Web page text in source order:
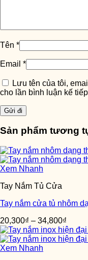
Tên *
Email *
Lưu tên của tôi,
cho lần bình luận kế
Sản phẩm tương
Xem Nhanh
Tay Nắm Tủ Cửa
Tay nắm cửa tủ nhôm
20,300₫ – 34,800₫
Xem Nhanh